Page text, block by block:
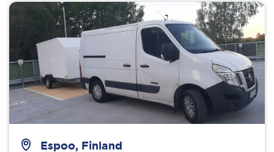
Espoo, Finland